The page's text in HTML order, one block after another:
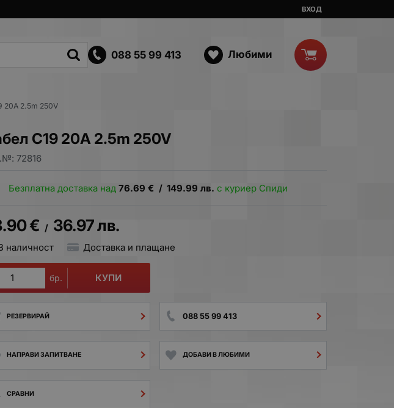
ВХОД
088 55 99 413 Любими
20A 2.5m 250V
C19 20A 2.5m 250V
72816
Безплатна доставка над76.69 € / 149.99 лв. с куриер Спиди
€ / 36.97лв.
наличност Доставка и плащане
бр. КУПИ
РЕЗЕРВИРАЙ 088 55 99 413
НАПРАВИ ЗАПИТВАНЕ ДОБАВИ В ЛЮБИМИ
СРАВНИ